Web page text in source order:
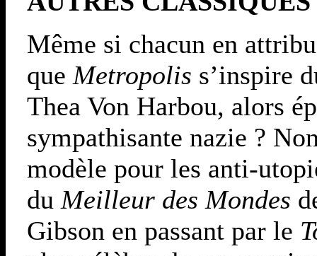
Même si chacun en
que Metropolis s’inspire
Thea Von Harbou, alors
sympathisante nazie ?
modèle pour les anti-
du Meilleur des Mondes
Gibson en passant par le